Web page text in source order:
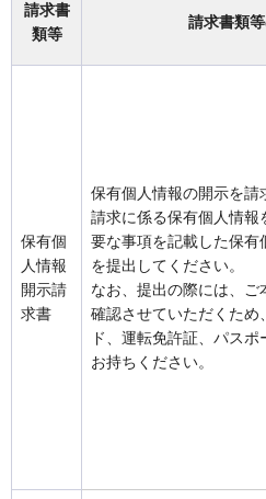
請求書
類等
請求書類
保有個
人情報
開示請
求書
保有個人情報の開示を請
請求に係る保有個人情報
要な事項を記載した保有
を提出してください。
なお、提出の際には、ご
確認させていただくため
ド、運転免許証、パス
お持ちください。